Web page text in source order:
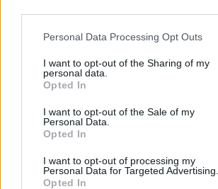
Please note that this website/app uses one
not limited to your visit or usage behaviour.
grant or deny consent to Google and its
use your data for below specified purposes
consent section.
Personal Data Processing Opt Outs
I want to opt-out of the Sharing of my
personal data.
Opted In
I want to opt-out of the Sale of my
Personal Data.
Opted In
I want to opt-out of processing my
Personal Data for Targeted Advertising.
Opted In
Στην Κατηγορία:ΠΑΙΔΕΙΑ